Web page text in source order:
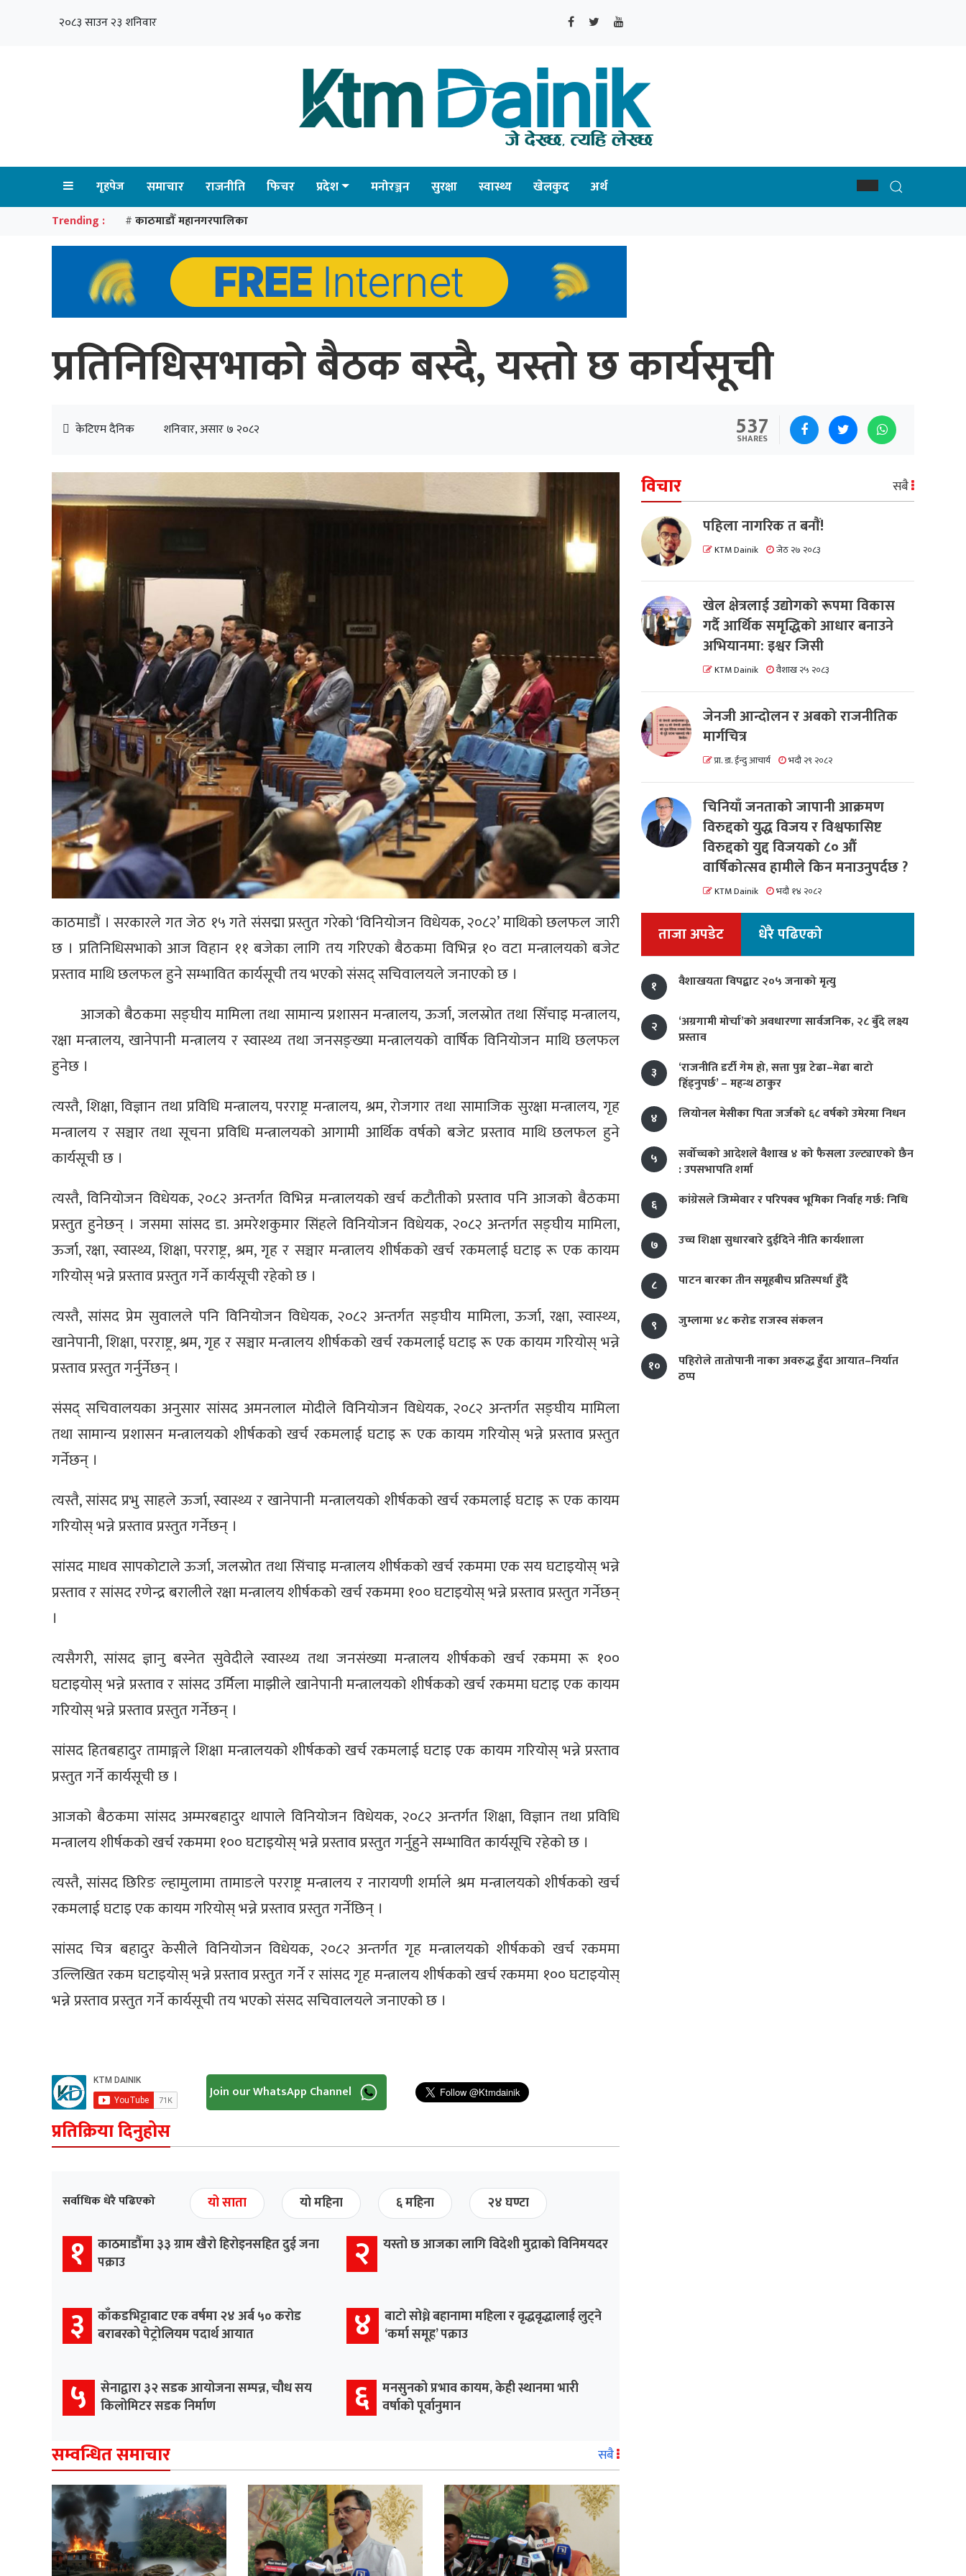
२०८३ साउन २३ शनिवार
गृहपेज समाचार राजनीति फिचर प्रदेश मनोरञ्जन सुरक्षा स्वास्थ्य खेलकुद अर्थ
Trending : # काठमाडौँ महानगरपालिका
प्रतिनिधिसभाको बैठक बस्दै, यस्तो छ कार्यसूची
केटिएम दैनिक शनिवार, असार ७ २०८२ 537
SHARES
काठमाडौं । सरकारले गत जेठ १५ गते संसद्मा प्रस्तुत गरेको ‘विनियोजन विधेयक, २०८२’ माथिको छलफल जारी
छ । प्रतिनिधिसभाको आज विहान ११ बजेका लागि तय गरिएको बैठकमा विभिन्न १० वटा मन्त्रालयको बजेट
प्रस्ताव माथि छलफल हुने सम्भावित कार्यसूची तय भएको संसद् सचिवालयले जनाएको छ ।
आजको बैठकमा सङ्घीय मामिला तथा सामान्य प्रशासन मन्त्रालय, ऊर्जा, जलस्रोत तथा सिँचाइ मन्त्रालय,
रक्षा मन्त्रालय, खानेपानी मन्त्रालय र स्वास्थ्य तथा जनसङ्ख्या मन्त्रालयको वार्षिक विनियोजन माथि छलफल
हुनेछ ।
त्यस्तै, शिक्षा, विज्ञान तथा प्रविधि मन्त्रालय, परराष्ट्र मन्त्रालय, श्रम, रोजगार तथा सामाजिक सुरक्षा मन्त्रालय, गृह
मन्त्रालय र सञ्चार तथा सूचना प्रविधि मन्त्रालयको आगामी आर्थिक वर्षको बजेट प्रस्ताव माथि छलफल हुने
कार्यसूची छ ।
त्यस्तै, विनियोजन विधेयक, २०८२ अन्तर्गत विभिन्न मन्त्रालयको खर्च कटौतीको प्रस्ताव पनि आजको बैठकमा
प्रस्तुत हुनेछन् । जसमा सांसद डा. अमरेशकुमार सिंहले विनियोजन विधेयक, २०८२ अन्तर्गत सङ्घीय मामिला,
ऊर्जा, रक्षा, स्वास्थ्य, शिक्षा, परराष्ट्र, श्रम, गृह र सञ्चार मन्त्रालय शीर्षकको खर्च रकमलाई घटाइ रू एक कायम
गरियोस् भन्ने प्रस्ताव प्रस्तुत गर्ने कार्यसूची रहेको छ ।
त्यस्तै, सांसद प्रेम सुवालले पनि विनियोजन विधेयक, २०८२ अन्तर्गत सङ्घीय मामिला, ऊर्जा, रक्षा, स्वास्थ्य,
खानेपानी, शिक्षा, परराष्ट्र, श्रम, गृह र सञ्चार मन्त्रालय शीर्षकको खर्च रकमलाई घटाइ रू एक कायम गरियोस् भन्ने
प्रस्ताव प्रस्तुत गर्नुर्नेछन् ।
संसद् सचिवालयका अनुसार सांसद अमनलाल मोदीले विनियोजन विधेयक, २०८२ अन्तर्गत सङ्घीय मामिला
तथा सामान्य प्रशासन मन्त्रालयको शीर्षकको खर्च रकमलाई घटाइ रू एक कायम गरियोस् भन्ने प्रस्ताव प्रस्तुत
गर्नेछन् ।
त्यस्तै, सांसद प्रभु साहले ऊर्जा, स्वास्थ्य र खानेपानी मन्त्रालयको शीर्षकको खर्च रकमलाई घटाइ रू एक कायम
गरियोस् भन्ने प्रस्ताव प्रस्तुत गर्नेछन् ।
सांसद माधव सापकोटाले ऊर्जा, जलस्रोत तथा सिंचाइ मन्त्रालय शीर्षकको खर्च रकममा एक सय घटाइयोस् भन्ने
प्रस्ताव र सांसद रणेन्द्र बरालीले रक्षा मन्त्रालय शीर्षकको खर्च रकममा १०० घटाइयोस् भन्ने प्रस्ताव प्रस्तुत गर्नेछन्
।
त्यसैगरी, सांसद ज्ञानु बस्नेत सुवेदीले स्वास्थ्य तथा जनसंख्या मन्त्रालय शीर्षकको खर्च रकममा रू १००
घटाइयोस् भन्ने प्रस्ताव र सांसद उर्मिला माझीले खानेपानी मन्त्रालयको शीर्षकको खर्च रकममा घटाइ एक कायम
गरियोस् भन्ने प्रस्ताव प्रस्तुत गर्नेछन् ।
सांसद हितबहादुर तामाङ्गले शिक्षा मन्त्रालयको शीर्षकको खर्च रकमलाई घटाइ एक कायम गरियोस् भन्ने प्रस्ताव
प्रस्तुत गर्ने कार्यसूची छ ।
आजको बैठकमा सांसद अम्मरबहादुर थापाले विनियोजन विधेयक, २०८२ अन्तर्गत शिक्षा, विज्ञान तथा प्रविधि
मन्त्रालय शीर्षकको खर्च रकममा १०० घटाइयोस् भन्ने प्रस्ताव प्रस्तुत गर्नुहुने सम्भावित कार्यसूचि रहेको छ ।
त्यस्तै, सांसद छिरिङ ल्हामुलामा तामाङले परराष्ट्र मन्त्रालय र नारायणी शर्माले श्रम मन्त्रालयको शीर्षकको खर्च
रकमलाई घटाइ एक कायम गरियोस् भन्ने प्रस्ताव प्रस्तुत गर्नेछिन् ।
सांसद चित्र बहादुर केसीले विनियोजन विधेयक, २०८२ अन्तर्गत गृह मन्त्रालयको शीर्षकको खर्च रकममा
उल्लिखित रकम घटाइयोस् भन्ने प्रस्ताव प्रस्तुत गर्ने र सांसद गृह मन्त्रालय शीर्षकको खर्च रकममा १०० घटाइयोस्
भन्ने प्रस्ताव प्रस्तुत गर्ने कार्यसूची तय भएको संसद सचिवालयले जनाएको छ ।
Join our WhatsApp Channel
प्रतिक्रिया दिनुहोस
सर्वाधिक धेरै पढिएको यो साता यो महिना ६ महिना २४ घण्टा
१ काठमाडौँमा ३३ ग्राम खैरो हिरोइनसहित दुई जना
पक्राउ
२ यस्तो छ आजका लागि विदेशी मुद्राको विनिमयदर
३ काँकडभिट्टाबाट एक वर्षमा २४ अर्ब ५० करोड
बराबरको पेट्रोलियम पदार्थ आयात
४ बाटो सोध्ने बहानामा महिला र वृद्धवृद्धालाई लुट्ने
‘कर्मा समूह’ पक्राउ
५ सेनाद्वारा ३२ सडक आयोजना सम्पन्न, चौध सय
किलोमिटर सडक निर्माण
६ मनसुनको प्रभाव कायम, केही स्थानमा भारी
वर्षाको पूर्वानुमान
सम्वन्धित समाचार सबै
विचार सबै
पहिला नागरिक त बनाैं!
KTM Dainik जेठ २७ २०८३
खेल क्षेत्रलाई उद्योगको रूपमा विकास
गर्दै आर्थिक समृद्धिको आधार बनाउने
अभियानमा: इश्वर जिसी
KTM Dainik वैशाख २५ २०८३
जेनजी आन्दोलन र अबको राजनीतिक
मार्गचित्र
प्रा. डा. ईन्दु आचार्य भदौ २९ २०८२
चिनियाँ जनताको जापानी आक्रमण
विरुद्दको युद्ध विजय र विश्वफासिष्ट
विरुद्दको युद्द विजयको ८० औं
वार्षिकोत्सव हामीले किन मनाउनुपर्दछ ?
KTM Dainik भदौ १४ २०८२
ताजा अपडेट धेरै पढिएको
१ वैशाखयता विपद्बाट २०५ जनाको मृत्यु
२
‘अग्रगामी मोर्चा’को अवधारणा सार्वजनिक, २८ बुँदे लक्ष्य
प्रस्ताव
३
‘राजनीति डर्टी गेम हो, सत्ता पुग्न टेढा–मेढा बाटो
हिँड्नुपर्छ’ – महन्थ ठाकुर
४
लियोनल मेसीका पिता जर्जको ६८ वर्षको उमेरमा निधन
५
सर्वोच्चको आदेशले वैशाख ४ को फैसला उल्ट्याएको छैन
: उपसभापति शर्मा
६
कांग्रेसले जिम्मेवार र परिपक्व भूमिका निर्वाह गर्छ: निधि
७ उच्च शिक्षा सुधारबारे दुईदिने नीति कार्यशाला
८ पाटन बारका तीन समूहबीच प्रतिस्पर्धा हुँदै
९ जुम्लामा ४८ करोड राजस्व संकलन
१०
पहिरोले तातोपानी नाका अवरुद्ध हुँदा आयात–निर्यात
ठप्प